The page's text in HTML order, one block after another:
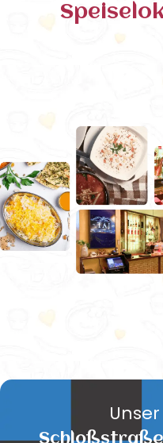
Schloßstraße